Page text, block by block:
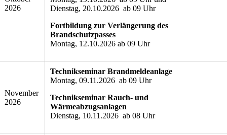
2026
Dienstag, 20.10.2026 ab 09 Uhr
Fortbildung zur Verlängerung des
Brandschutzpasses
Montag, 12.10.2026 ab 09 Uhr
November
2026
Technikseminar Brandmeldeanlage
Montag, 09.11.2026 ab 09 Uhr
Technikseminar Rauch- und
Wärmeabzugsanlagen
Dienstag, 10.11.2026 ab 08 Uhr